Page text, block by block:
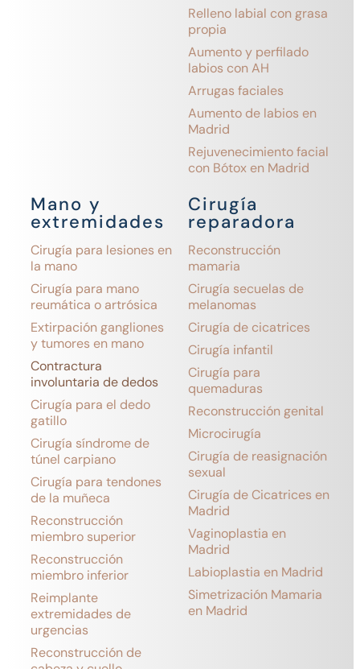
Relleno labial con grasa
propia
Aumento y perfilado
labios con AH
Arrugas faciales
Aumento de labios en
Madrid
Rejuvenecimiento facial
con Bótox en Madrid
Mano y
extremidades
Cirugía para lesiones en
la mano
Cirugía para mano
reumática o artrósica
Extirpación gangliones
y tumores en mano
Contractura
involuntaria de dedos
Cirugía para el dedo
gatillo
Cirugía síndrome de
túnel carpiano
Cirugía para tendones
de la muñeca
Reconstrucción
miembro superior
Reconstrucción
miembro inferior
Reimplante
extremidades de
urgencias
Reconstrucción de
Cirugía
reparadora
Reconstrucción
mamaria
Cirugía secuelas de
melanomas
Cirugía de cicatrices
Cirugía infantil
Cirugía para
quemaduras
Reconstrucción genital
Microcirugía
Cirugía de reasignación
sexual
Cirugía de Cicatrices en
Madrid
Vaginoplastia en
Madrid
Labioplastia en Madrid
Simetrización Mamaria
en Madrid